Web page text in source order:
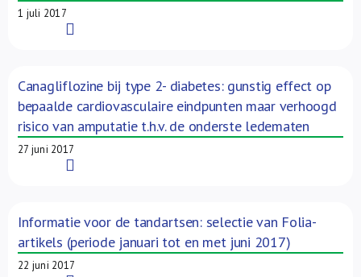
1 juli 2017
Canagliflozine bij type 2- diabetes: gunstig effect op
bepaalde cardiovasculaire eindpunten maar verhoogd
risico van amputatie t.h.v. de onderste ledematen
27 juni 2017
Informatie voor de tandartsen: selectie van Folia-
artikels (periode januari tot en met juni 2017)
22 juni 2017